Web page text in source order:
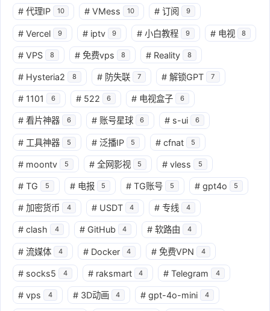
# 代理IP 10 # VMess 10 # 订阅 9
# Vercel 9 # iptv 9 # 小白教程 9 # 电视 8
# VPS 8 # 免费vps 8 # Reality 8
# Hysteria2 8 # 防失联 7 # 解锁GPT 7
# 1101 6 # 522 6 # 电视盒子 6
# 看片神器 6 # 账号星球 6 # s-ui 6
# 工具神器 5 # 泛播IP 5 # cfnat 5
# moontv 5 # 全网影视 5 # vless 5
# TG 5 # 电报 5 # TG账号 5 # gpt4o 5
# 加密货币 4 # USDT 4 # 专线 4
# clash 4 # GitHub 4 # 软路由 4
# 流媒体 4 # Docker 4 # 免费VPN 4
# socks5 4 # raksmart 4 # Telegram 4
# vps 4 # 3D动画 4 # gpt-4o-mini 4